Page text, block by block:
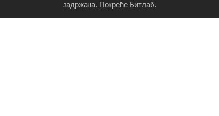
задржана. Покреће Битлаб.